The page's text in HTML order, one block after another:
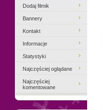
Dodaj filmik
Bannery
Kontakt
Informacje
Statystyki
Najczęściej oglądane
Najczęściej
komentowane